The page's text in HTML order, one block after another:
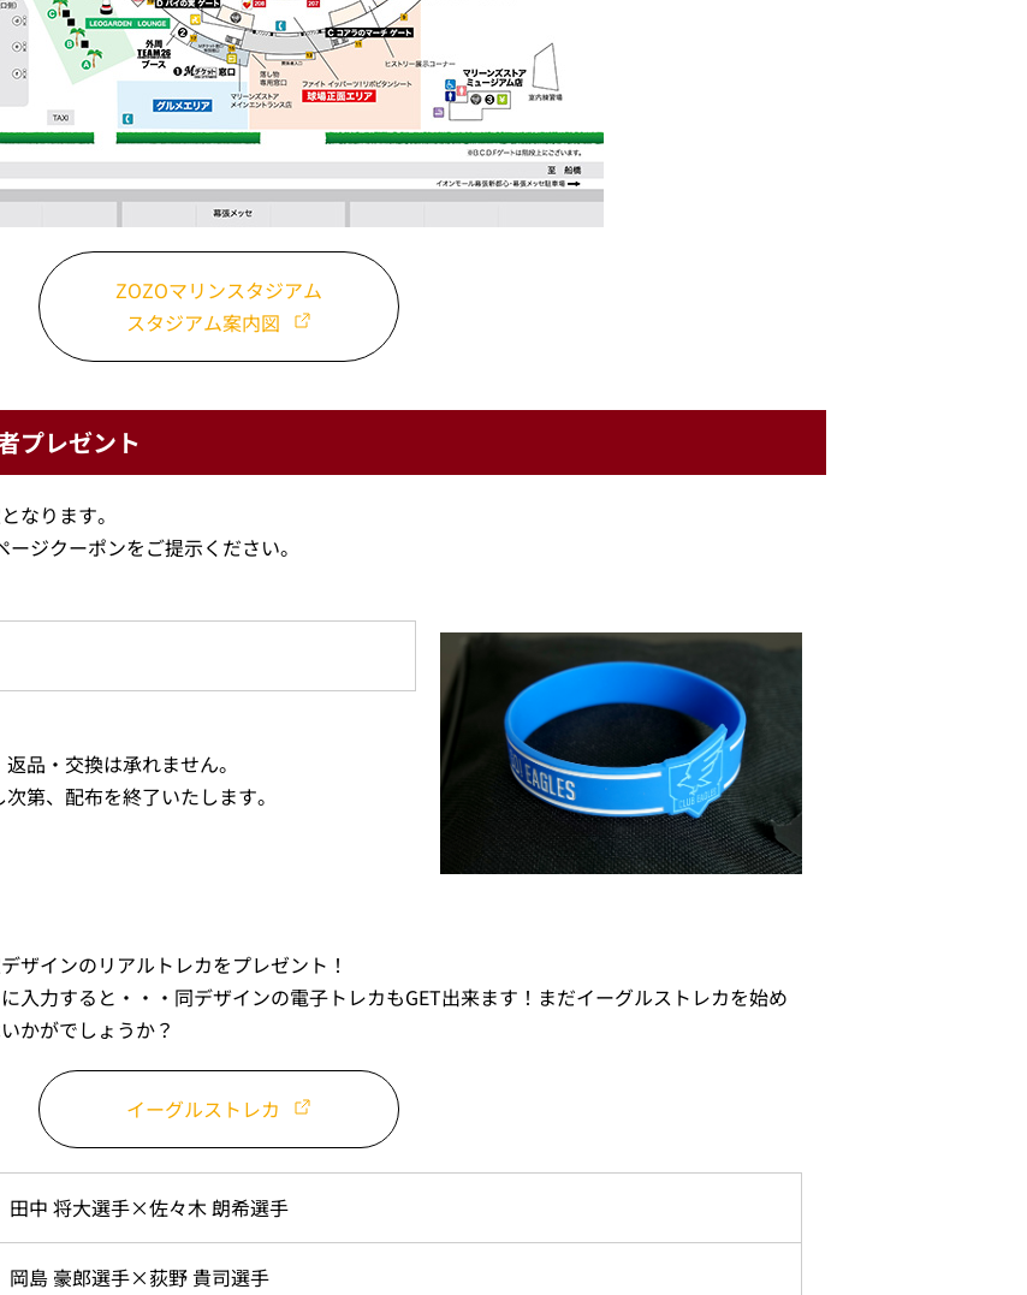
ZOZOマリンスタジアム
スタジアム案内図
プレゼント
なります。
ジクーポンをご提示ください。
品・交換は承れません。
第、配布を終了いたします。
ザインのリアルトレカをプレゼント！
入力すると・・・同デザインの電子トレカもGET出来ます！まだイーグルストレカを始め
かがでしょうか？
イーグルストレカ
田中 将大選手×佐々木 朗希選手
岡島 豪郎選手×荻野 貴司選手